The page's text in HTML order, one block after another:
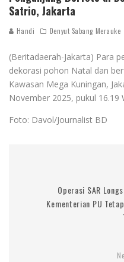
Satrio, Jakarta
Handi Denyut Sabang Merauke
(Beritadaerah-Jakarta) Para
dekorasi pohon Natal dan
Kawasan Mega Kuningan,
November 2025, pukul 16.19
Foto: Davol/Journalist BD
Operasi SAR
Kementerian PU